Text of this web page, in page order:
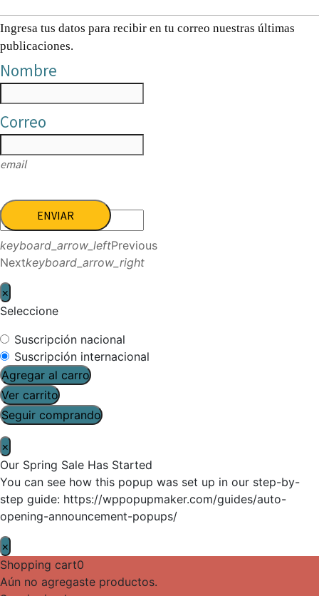
Ingresa tus datos para recibir en tu correo nuestras últimas
publicaciones.
Nombre
Correo
email
ENVIAR
keyboard_arrow_leftPrevious
Nextkeyboard_arrow_right
×
Seleccione
Suscripción nacional
Suscripción internacional
Agregar al carro
Ver carrito
Seguir comprando
×
Our Spring Sale Has Started
You can see how this popup was set up in our step-by-
step guide: https://wppopupmaker.com/guides/auto-
opening-announcement-popups/
×
Shopping cart0
Aún no agregaste productos.